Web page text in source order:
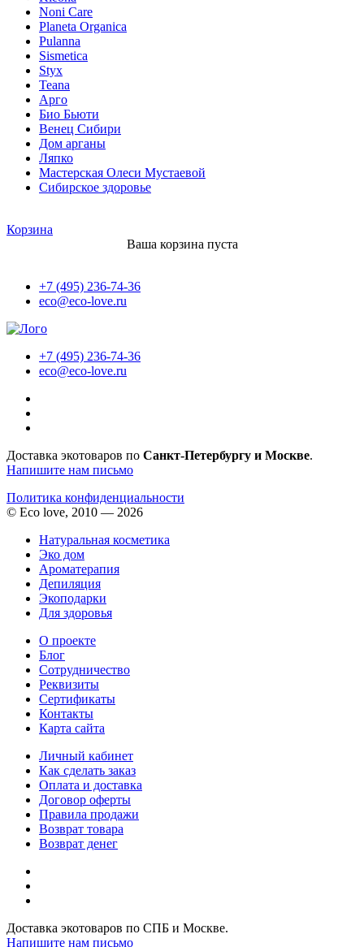
Noni Care
Planeta Organica
Pulanna
Sismetica
Styx
Teana
Арго
Био Бьюти
Венец Сибири
Дом арганы
Ляпко
Мастерская Олеси Мустаевой
Сибирское здоровье
Корзина
Ваша корзина пуста
+7 (495) 236-74-36
eco@eco-love.ru
+7 (495) 236-74-36
eco@eco-love.ru
Доставка экотоваров по Санкт-Петербургу и Москве.
Напишите нам письмо
Политика конфиденциальности
© Eco love, 2010 — 2026
Натуральная косметика
Эко дом
Ароматерапия
Депиляция
Экоподарки
Для здоровья
О проекте
Блог
Сотрудничество
Реквизиты
Сертификаты
Контакты
Карта сайта
Личный кабинет
Как сделать заказ
Оплата и доставка
Договор оферты
Правила продажи
Возврат товара
Возврат денег
Доставка экотоваров по СПБ и Москве.
Напишите нам письмо